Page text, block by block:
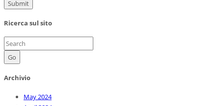
Ricerca sul sito
Go
Archivio
May 2024